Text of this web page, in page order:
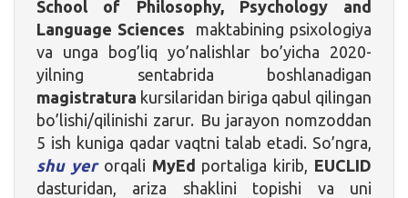
School of Philosophy, Psychology and
Language Sciences maktabining psixologiya
va unga bog’liq yo’nalishlar bo’yicha 2020-
yilning sentabrida boshlanadigan
magistratura kursilaridan biriga qabul qilingan
bo’lishi/qilinishi zarur. Bu jarayon nomzoddan
5 ish kuniga qadar vaqtni talab etadi. So’ngra,
shu yerorqali MyEd portaliga kirib, EUCLID
dasturidan, ariza shaklini topishi va uni